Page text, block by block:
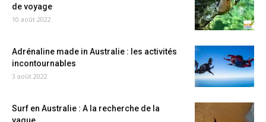
de voyage
10 août 2022
Adrénaline made in Australie : les activités
incontournables
3 août 2022
Surf en Australie : A la recherche de la